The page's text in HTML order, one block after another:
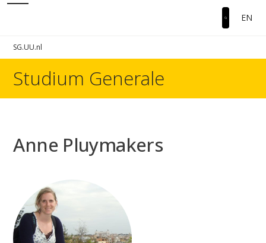
EN
SG.UU.nl
Studium Generale
Anne Pluymakers